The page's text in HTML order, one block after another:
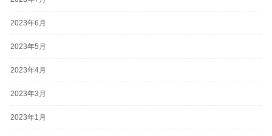
2023年6月
2023年5月
2023年4月
2023年3月
2023年1月